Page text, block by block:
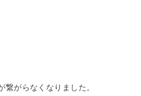
繋がらなくなりました。